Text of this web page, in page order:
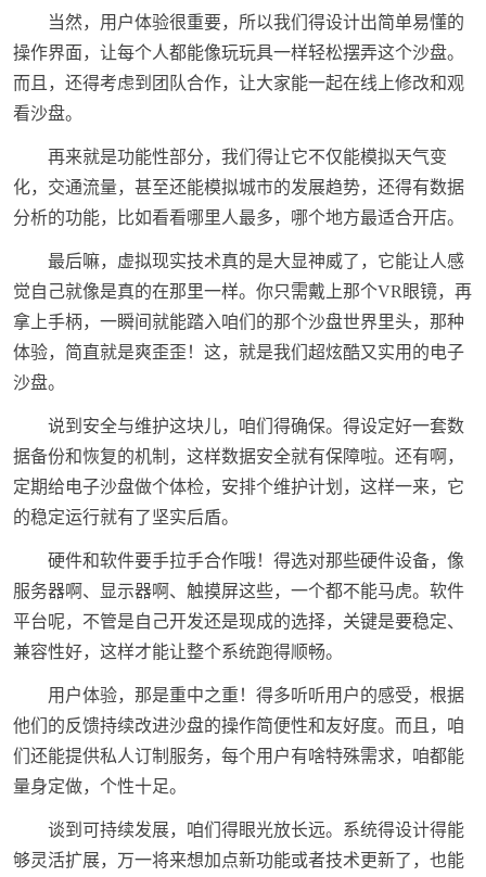
当然，用户体验很重要，所以我们得设计出简单易懂的
操作界面，让每个人都能像玩玩具一样轻松摆弄这个沙盘。
而且，还得考虑到团队合作，让大家能一起在线上修改和观
看沙盘。
再来就是功能性部分，我们得让它不仅能模拟天气变
化，交通流量，甚至还能模拟城市的发展趋势，还得有数据
分析的功能，比如看看哪里人最多，哪个地方最适合开店。
最后嘛，虚拟现实技术真的是大显神威了，它能让人感
觉自己就像是真的在那里一样。你只需戴上那个VR眼镜，再
拿上手柄，一瞬间就能踏入咱们的那个沙盘世界里头，那种
体验，简直就是爽歪歪！这，就是我们超炫酷又实用的电子
沙盘。
说到安全与维护这块儿，咱们得确保。得设定好一套数
据备份和恢复的机制，这样数据安全就有保障啦。还有啊，
定期给电子沙盘做个体检，安排个维护计划，这样一来，它
的稳定运行就有了坚实后盾。
硬件和软件要手拉手合作哦！得选对那些硬件设备，像
服务器啊、显示器啊、触摸屏这些，一个都不能马虎。软件
平台呢，不管是自己开发还是现成的选择，关键是要稳定、
兼容性好，这样才能让整个系统跑得顺畅。
用户体验，那是重中之重！得多听听用户的感受，根据
他们的反馈持续改进沙盘的操作简便性和友好度。而且，咱
们还能提供私人订制服务，每个用户有啥特殊需求，咱都能
量身定做，个性十足。
谈到可持续发展，咱们得眼光放长远。系统得设计得能
够灵活扩展，万一将来想加点新功能或者技术更新了，也能